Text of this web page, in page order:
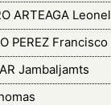
ARTEAGA Leonel
PEREZ Francisco
Jambaljamts